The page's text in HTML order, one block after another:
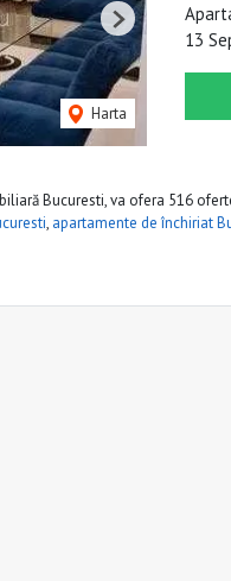
Harta
Next
13
Bucuresti, va ofera 516
, apartamente de închiriat